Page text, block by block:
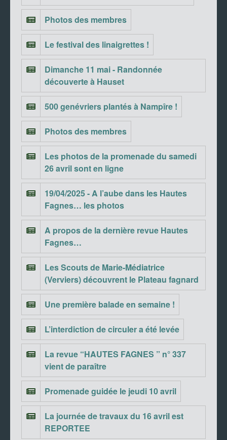
Photos des membres
Le festival des linaigrettes !
Dimanche 11 mai - Randonnée
découverte à Hauset
500 genévriers plantés à Nampîre !
Photos des membres
Les photos de la promenade du samedi
26 avril sont en ligne
19/04/2025 - A l’aube dans les Hautes
Fagnes… les photos
A propos de la dernière revue Hautes
Fagnes…
Les Scouts de Marie-Médiatrice
(Verviers) découvrent le Plateau fagnard
Une première balade en semaine !
L’interdiction de circuler a été levée
La revue “HAUTES FAGNES ” n° 337
vient de paraître
Promenade guidée le jeudi 10 avril
La journée de travaux du 16 avril est
REPORTEE